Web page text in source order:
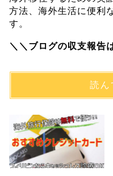
方法、海外生活に便利
す。
＼＼ブログの収支報告
読ん